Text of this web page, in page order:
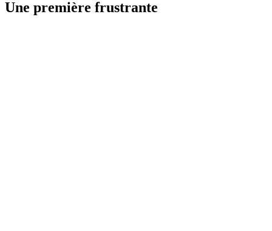
Une première frustrante